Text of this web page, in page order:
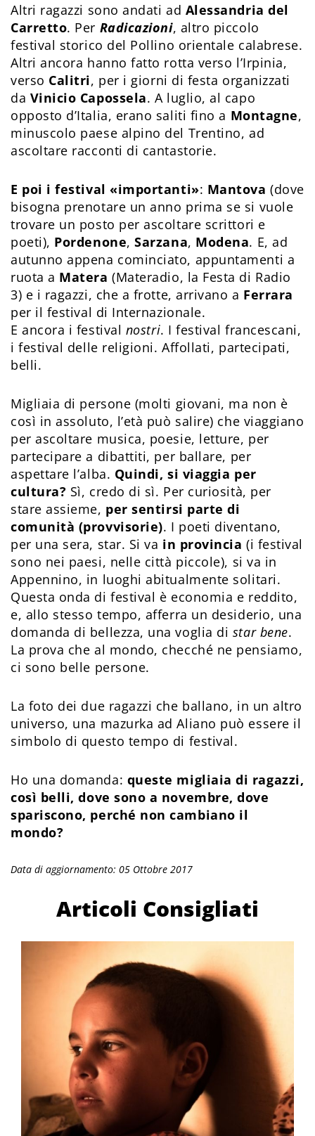
Altri ragazzi sono andati ad Alessandria del
Carretto. Per Radicazioni, altro piccolo
festival storico del Pollino orientale calabrese.
Altri ancora hanno fatto rotta verso l’Irpinia,
verso Calitri, per i giorni di festa organizzati
da Vinicio Capossela. A luglio, al capo
opposto d’Italia, erano saliti fino a Montagne,
minuscolo paese alpino del Trentino, ad
ascoltare racconti di cantastorie.
E poi i festival «importanti»: Mantova (dove
bisogna prenotare un anno prima se si vuole
trovare un posto per ascoltare scrittori e
poeti), Pordenone,Sarzana, Modena. E, ad
autunno appena cominciato, appuntamenti a
ruota a Matera (Materadio, la Festa di Radio
3) e i ragazzi, che a frotte, arrivano a Ferrara
per il festival di Internazionale.
E ancora i festival nostri. I festival francescani,
i festival delle religioni. Affollati, partecipati,
belli.
Migliaia di persone (molti giovani, ma non è
così in assoluto, l’età può salire) che viaggiano
per ascoltare musica, poesie, letture, per
partecipare a dibattiti, per ballare, per
aspettare l’alba. Quindi, si viaggia per
cultura? Sì, credo di sì. Per curiosità, per
stare assieme, per sentirsi parte di
comunità (provvisorie). I poeti diventano,
per una sera, star. Si va in provincia (i festival
sono nei paesi, nelle città piccole), si va in
Appennino, in luoghi abitualmente solitari.
Questa onda di festival è economia e reddito,
e, allo stesso tempo, afferra un desiderio, una
domanda di bellezza, una voglia di star bene.
La prova che al mondo, checché ne pensiamo,
ci sono belle persone.
La foto dei due ragazzi che ballano, in un altro
universo, una mazurka ad Aliano può essere il
simbolo di questo tempo di festival.
Ho una domanda: queste migliaia di ragazzi,
così belli, dove sono a novembre, dove
spariscono, perché non cambiano il
mondo?
Data di aggiornamento: 05 Ottobre 2017
Articoli Consigliati